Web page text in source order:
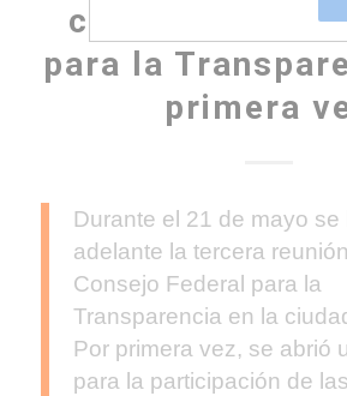
con el Consejo
para la
primera
Durante el 21 de mayo se
adelante la tercera
Consejo Federal para la
Transparencia en la
Por primera vez, se abrió
para la participación de las